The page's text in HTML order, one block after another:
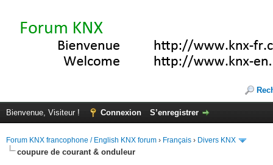
Bienvenue, Visiteur ! Connexion S’enregistrer
Forum KNX francophone / English KNX forum › Français › Divers KNX
coupure de courant & onduleur